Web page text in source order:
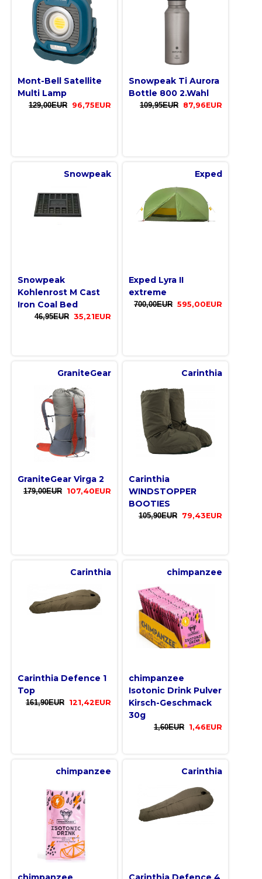
Mont-Bell Satellite
Multi Lamp
129,00EUR 96,75EUR
Snowpeak Ti Aurora
Bottle 800 2.Wahl
109,95EUR 87,96EUR
Snowpeak
Snowpeak
Kohlenrost M Cast
Iron Coal Bed
46,95EUR 35,21EUR
Exped
Exped Lyra II
extreme
700,00EUR 595,00EUR
GraniteGear
GraniteGear Virga 2
179,00EUR 107,40EUR
Carinthia
Carinthia
WINDSTOPPER
BOOTIES
105,90EUR 79,43EUR
Carinthia
Carinthia Defence 1
Top
161,90EUR 121,42EUR
chimpanzee
chimpanzee
Isotonic Drink Pulver
Kirsch-Geschmack
30g
1,60EUR 1,46EUR
chimpanzee Carinthia